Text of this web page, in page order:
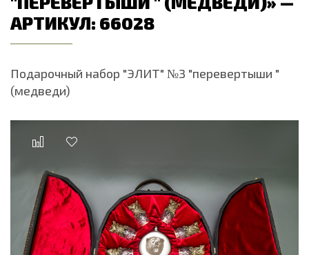
АРТИКУЛ: 66028
Подарочный набор "ЭЛИТ" №3 "перевертыши "
(медведи)